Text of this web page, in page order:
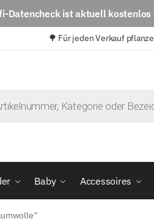
Datencheckist aktuell kostenlos
🌳 Für jeden Verkauf
Baby Accessoires